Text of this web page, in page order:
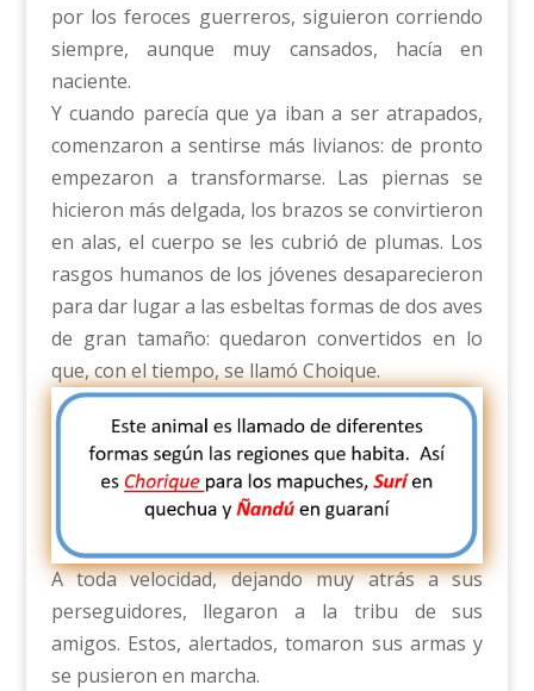
por los feroces guerreros, siguieron corriendo
siempre, aunque muy cansados, hacía en
naciente.
Y cuando parecía que ya iban a ser atrapados,
comenzaron a sentirse más livianos: de pronto
empezaron a transformarse. Las piernas se
hicieron más delgada, los brazos se convirtieron
en alas, el cuerpo se les cubrió de plumas. Los
rasgos humanos de los jóvenes desaparecieron
para dar lugar a las esbeltas formas de dos aves
de gran tamaño: quedaron convertidos en lo
que, con el tiempo, se llamó Choique.
A toda velocidad, dejando muy atrás a sus
perseguidores, llegaron a la tribu de sus
amigos. Estos, alertados, tomaron sus armas y
se pusieron en marcha.